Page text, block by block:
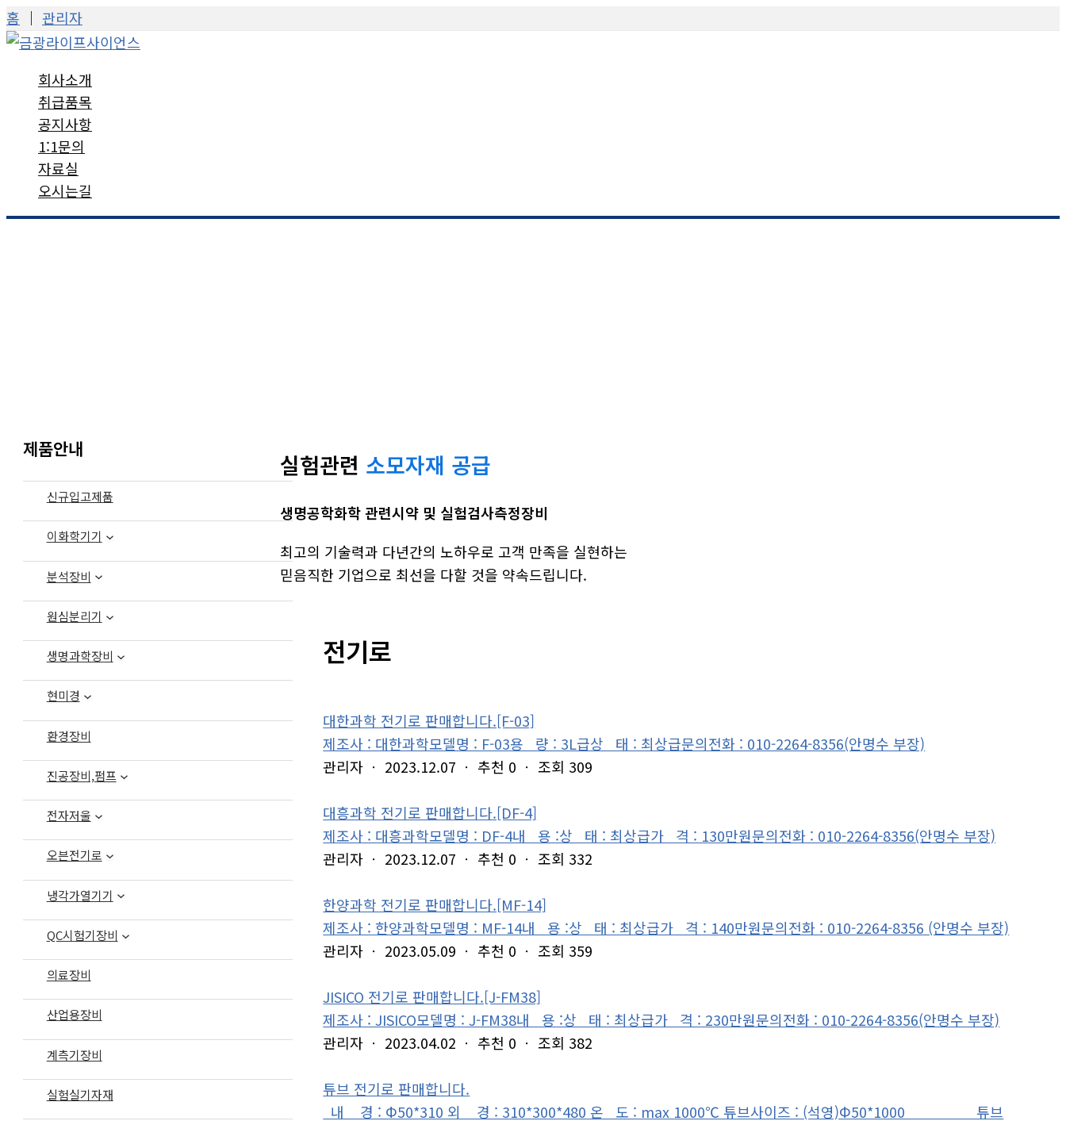
콘
텐
홈 │ 관리자
회사소개
취급품목
공지사항
1:1문의
자료실
오시는길
제품안내
신규입고제품
이화학기기
분석장비
원심분리기
생명과학장비
현미경
환경장비
진공장비,펌프
전자저울
오븐전기로
냉각가열기기
QC시험기장비
의료장비
산업용장비
계측기장비
실험실기자재
실험관련 소모자재 공급
생명공학화학 관련시약 및 실험검사측정장비
최고의 기술력과 다년간의 노하우로 고객 만족을 실현하는
믿음직한 기업으로 최선을 다할 것을 약속드립니다.
전기로
대한과학 전기로 판매합니다.[F-03]
제조사 : 대한과학모델명 : F-03용 량 : 3L급상 태 : 최상급문의전화 : 010-2264-8356(안명수 부장)
관리자 ㆍ 2023.12.07 ㆍ 추천 0 ㆍ 조회 309
대흥과학 전기로 판매합니다.[DF-4]
제조사 : 대흥과학모델명 : DF-4내 용 :상 태 : 최상급가 격 : 130만원문의전화 : 010-2264-8356(안명수 부장)
관리자 ㆍ 2023.12.07 ㆍ 추천 0 ㆍ 조회 332
한양과학 전기로 판매합니다.[MF-14]
제조사 : 한양과학모델명 : MF-14내 용 :상 태 : 최상급가 격 : 140만원문의전화 : 010-2264-8356 (안명수 부장)
관리자 ㆍ 2023.05.09 ㆍ 추천 0 ㆍ 조회 359
JISICO 전기로 판매합니다.[J-FM38]
제조사 : JISICO모델명 : J-FM38내 용 :상 태 : 최상급가 격 : 230만원문의전화 : 010-2264-8356(안명수 부장)
관리자 ㆍ 2023.04.02 ㆍ 추천 0 ㆍ 조회 382
튜브 전기로 판매합니다.
내 경 : Φ50*310 외 경 : 310*300*480 온 도 : max 1000℃ 튜브사이즈 : (석영)Φ50*1000 튜브